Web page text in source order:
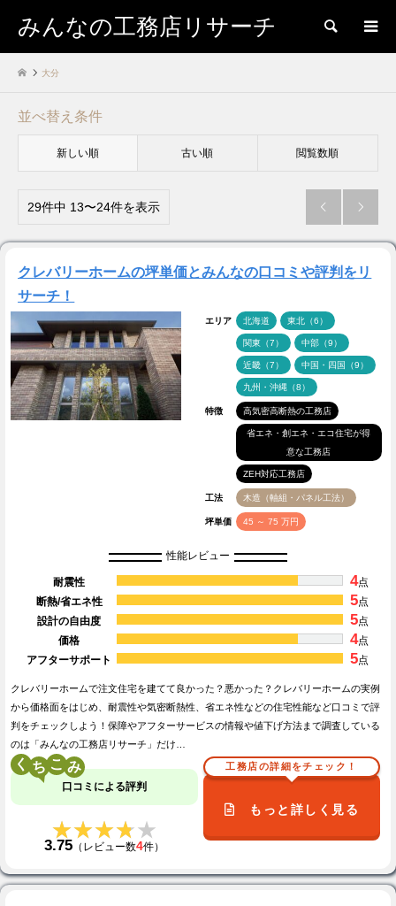
みんなの工務店リサーチ 検索
大分
並べ替え条件
新しい順 古い順 閲覧数順
29件中 13〜24件を表示  
クレバリーホームの坪単価とみんなの口コミや評判をリ
サーチ！
エリア 北海道 東北（6）
関東（7） 中部（9）
近畿（7） 中国・四国（9）
九州・沖縄（8）
特徴 高気密高断熱の工務店
省エネ・創エネ・エコ住宅が得
意な工務店
ZEH対応工務店
工法 木造（軸組・パネル工法）
坪単価 45 ～ 75 万円
性能レビュー
耐震性 4点
断熱/省エネ性
5点
設計の自由度
5点
価格
4点
アフターサポート
5点
クレバリーホームで注文住宅を建てて良かった？悪かった？クレバリーホームの実例
から価格面をはじめ、耐震性や気密断熱性、省エネ性などの住宅性能など口コミで評
判をチェックしよう！保障やアフターサービスの情報や値下げ方法まで調査している
のは「みんなの工務店リサーチ」だけ…
く こ
口コミによる評判
★★★★★
★★★★★
3.75 （レビュー数4件）
工務店の詳細をチェック！
もっと詳しく見る